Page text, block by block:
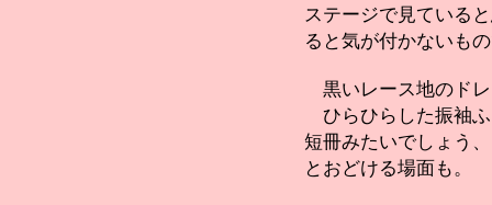
ステージで見ている
ると気が付かないも
黒いレース地のド
ひらひらした振袖
短冊みたいでしょう、
とおどける場面も。